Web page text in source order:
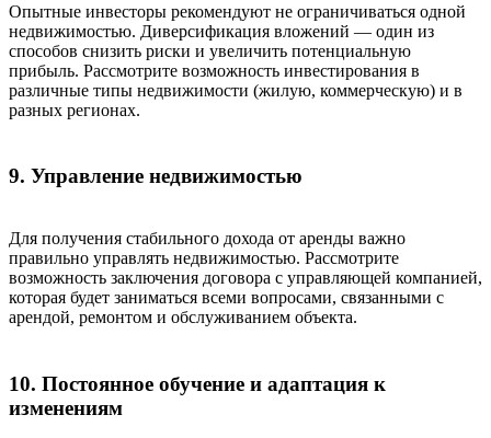
Опытные инвесторы рекомендуют не ограничиваться одной
недвижимостью. Диверсификация вложений — один из
способов снизить риски и увеличить потенциальную
прибыль. Рассмотрите возможность инвестирования в
различные типы недвижимости (жилую, коммерческую) и в
разных регионах.
9. Управление недвижимостью
Для получения стабильного дохода от аренды важно
правильно управлять недвижимостью. Рассмотрите
возможность заключения договора с управляющей компанией,
которая будет заниматься всеми вопросами, связанными с
арендой, ремонтом и обслуживанием объекта.
10. Постоянное обучение и адаптация к
изменениям